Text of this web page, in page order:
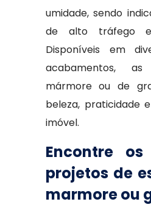
umidade, sendo
de alto tráfego
Disponíveis em
acabamentos,
mármore ou de
beleza, praticidade
imóvel.
Encontre os
projetos de
marmore ou